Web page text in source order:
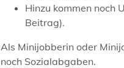
Hinzu kommen noch
Beitrag).
Als Minijobberin oder
noch Sozialabgaben.